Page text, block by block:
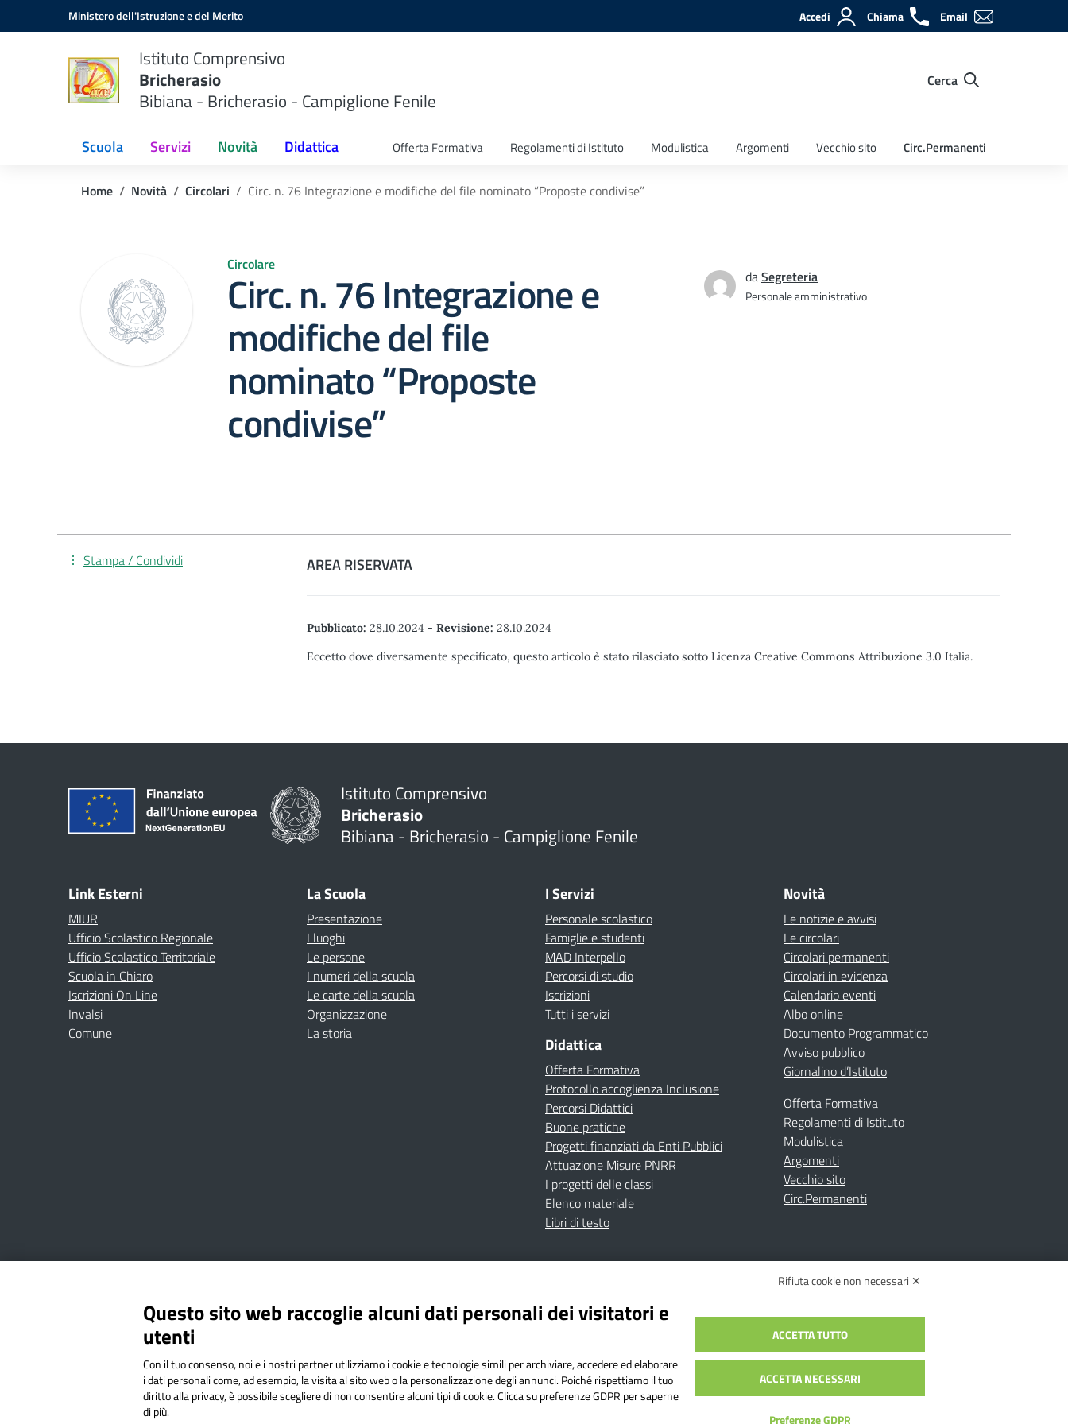
Vai ai contenuti
Vai al menu di navigazioneMinistero dell'Istruzione e del Merito Accedi Chiama Email
Istituto Comprensivo
Bricherasio
Bibiana - Bricherasio - Campiglione Fenile
Cerca
Scuola Servizi Novità Didattica Offerta Formativa Regolamenti di Istituto Modulistica Argomenti Vecchio sito Circ.Permanenti
Home Novità Circolari Circ. n. 76 Integrazione e modifiche del file nominato “Proposte condivise”
Circolare
Circ. n. 76 Integrazione e
modifiche del file
nominato “Proposte
condivise”
daSegreteria
Personale amministrativo
AREA RISERVATA
Pubblicato: 28.10.2024 - Revisione: 28.10.2024
Eccetto dove diversamente specificato, questo articolo è stato rilasciato sotto Licenza Creative Commons Attribuzione 3.0 Italia.
Stampa / Condividi
Istituto Comprensivo
Bricherasio
Bibiana - Bricherasio - Campiglione Fenile
Link Esterni
MIUR
Ufficio Scolastico Regionale
Ufficio Scolastico Territoriale
Scuola in Chiaro
Iscrizioni On Line
Invalsi
Comune
La Scuola
Presentazione
I luoghi
Le persone
I numeri della scuola
Le carte della scuola
Organizzazione
La storia
I Servizi
Personale scolastico
Famiglie e studenti
MAD Interpello
Percorsi di studio
Iscrizioni
Tutti i servizi
Didattica
Offerta Formativa
Protocollo accoglienza Inclusione
Percorsi Didattici
Buone pratiche
Progetti finanziati da Enti Pubblici
Attuazione Misure PNRR
I progetti delle classi
Elenco materiale
Libri di testo
Novità
Le notizie e avvisi
Le circolari
Circolari permanenti
Circolari in evidenza
Calendario eventi
Albo online
Documento Programmatico
Avviso pubblico
Giornalino d’Istituto
Offerta Formativa
Regolamenti di Istituto
Modulistica
Argomenti
Vecchio sito
Circ.Permanenti
Amministrazione TrasparenteAlbo onlinePrivacy PolicyDichiarazione di accessibilitàContattiNote Legali
Via Cesare Bollea n. 3 - 10064 Bricherasio (TO) | P.E.O.: toic84200d@istruzione.it | P.E.C.: toic84200d@pec.istruzione.it
Codice Fiscale: 94544620019 | Cod. Meccanografico: TOIC84200D | Codice IPA: istsc_toic84200d | Codice Univoco: UFYI9M
Rifiuta cookie non necessari ✕
Questo sito web raccoglie alcuni dati personali dei visitatori e
utenti
Con il tuo consenso, noi e i nostri partner utilizziamo i cookie e tecnologie simili per archiviare, accedere ed elaborare
i dati personali come, ad esempio, la visita al sito web o la personalizzazione degli annunci. Poiché rispettiamo il tuo
diritto alla privacy, è possibile scegliere di non consentire alcuni tipi di cookie. Clicca su preferenze GDPR per saperne
di più.
ACCETTA TUTTO
ACCETTA NECESSARI
Preferenze GDPR